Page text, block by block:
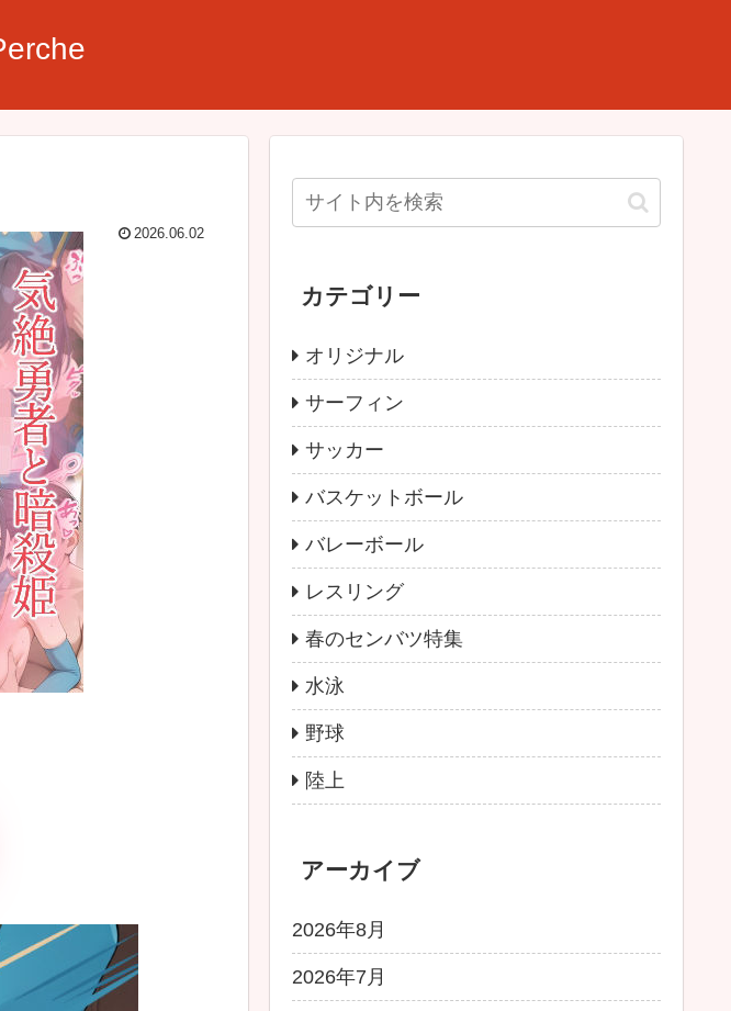
2026.06.02
カテゴリー
オリジナル
サーフィン
サッカー
バスケットボール
バレーボール
レスリング
春のセンバツ特集
水泳
野球
陸上
アーカイブ
2026年8月
2026年7月